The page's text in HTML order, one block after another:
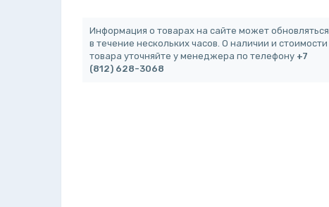
Информация о товарах на сайте может обновляться
в течение нескольких часов. О наличии и стоимости
товара уточняйте у менеджера по телефону +7
(812) 628-3068